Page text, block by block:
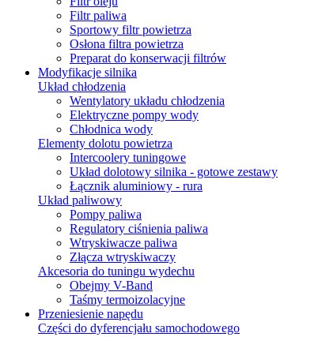
Filtr paliwa
Sportowy filtr powietrza
Osłona filtra powietrza
Preparat do konserwacji filtrów
Modyfikacje silnika
Układ chłodzenia
Wentylatory układu chłodzenia
Elektryczne pompy wody
Chłodnica wody
Elementy dolotu powietrza
Intercoolery tuningowe
Układ dolotowy silnika - gotowe zestawy
Łącznik aluminiowy - rura
Układ paliwowy
Pompy paliwa
Regulatory ciśnienia paliwa
Wtryskiwacze paliwa
Złącza wtryskiwaczy
Akcesoria do tuningu wydechu
Obejmy V-Band
Taśmy termoizolacyjne
Przeniesienie napędu
Części do dyferencjału samochodowego